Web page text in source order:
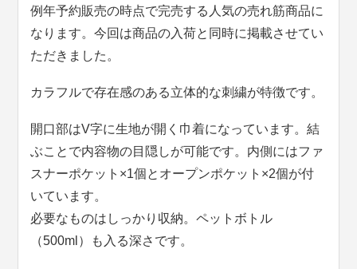
例年予約販売の時点で完売する人気の売れ筋商品に
なります。今回は商品の入荷と同時に掲載させてい
ただきました。
カラフルで存在感のある立体的な刺繍が特徴です。
開口部はV字に生地が開く巾着になっています。結
ぶことで内容物の目隠しが可能です。内側にはファ
スナーポケット×1個とオープンポケット×2個が付
いています。
必要なものはしっかり収納。ペットボトル
（500ml）も入る深さです。